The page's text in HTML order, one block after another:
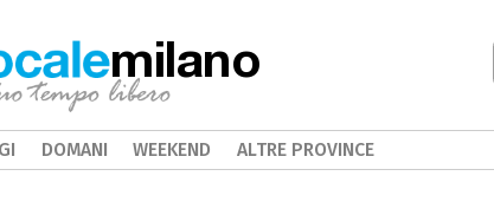
milano
DOMANI WEEKEND ALTRE PROVINCE